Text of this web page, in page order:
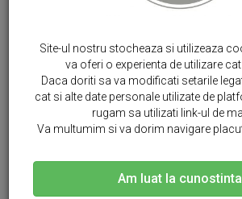
Site-ul nostru stocheaza si utilizeaza
va oferi o experienta de utilizare
Daca doriti sa va modificati setarile
cat si alte date personale utilizate de
rugam sa utilizati link-ul de
Va multumim si va dorim navigare
Am luat la cunostinta